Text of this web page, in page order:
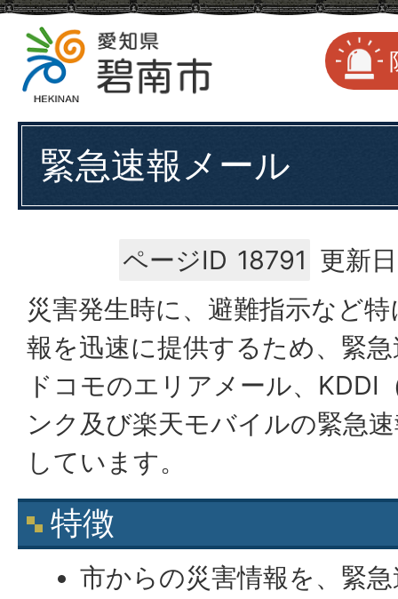
緊急速報メール
ページID 18791 更新
災害発生時に、避難指示など
報を迅速に提供するため、緊
ドコモのエリアメール、KDDI
ンク及び楽天モバイルの緊急
しています。
特徴
市からの災害情報を、緊